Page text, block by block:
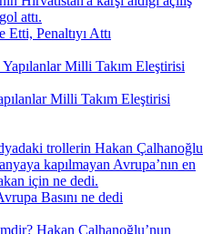
Penaltıyı Attı
Milli Takım Eleştirisi
Basını ne dedi